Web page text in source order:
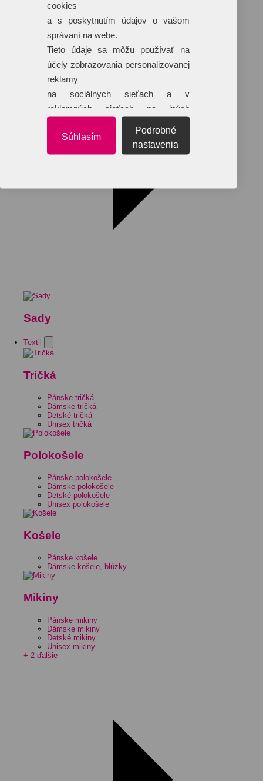
Dáždniky
Tašky
Hračky
Klobúky
+ 17 ďalších
Sady
Textil
Tričká
Pánske tričká
Dámske tričká
Detské tričká
Unisex tričká
Polokošele
Pánske polokošele
Dámske polokošele
Detské polokošele
Unisex polokošele
Košele
Pánske košele
Dámske košele, blúzky
Mikiny
Pánske mikiny
Dámske mikiny
Detské mikiny
Unisex mikiny
+ 2 ďalšie
cookies
a s poskytnutím údajov o vašom
správaní na webe.
Tieto údaje sa môžu používať na
účely zobrazovania personalizovanej
reklamy
na sociálnych sieťach a v
reklamných sieťach na iných
Súhlasím
Podrobné
nastavenia